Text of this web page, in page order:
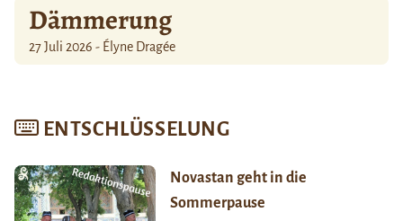
Dämmerung
27 Juli 2026 - Élyne Dragée
ENTSCHLÜSSELUNG
Novastan geht in die
Sommerpause